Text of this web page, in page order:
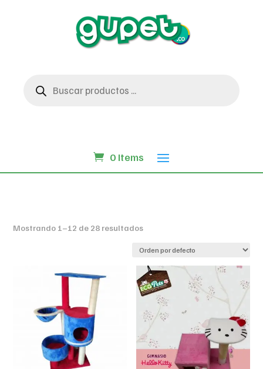
productos
0 Items
Mostrando 1–12 de 28 resultados